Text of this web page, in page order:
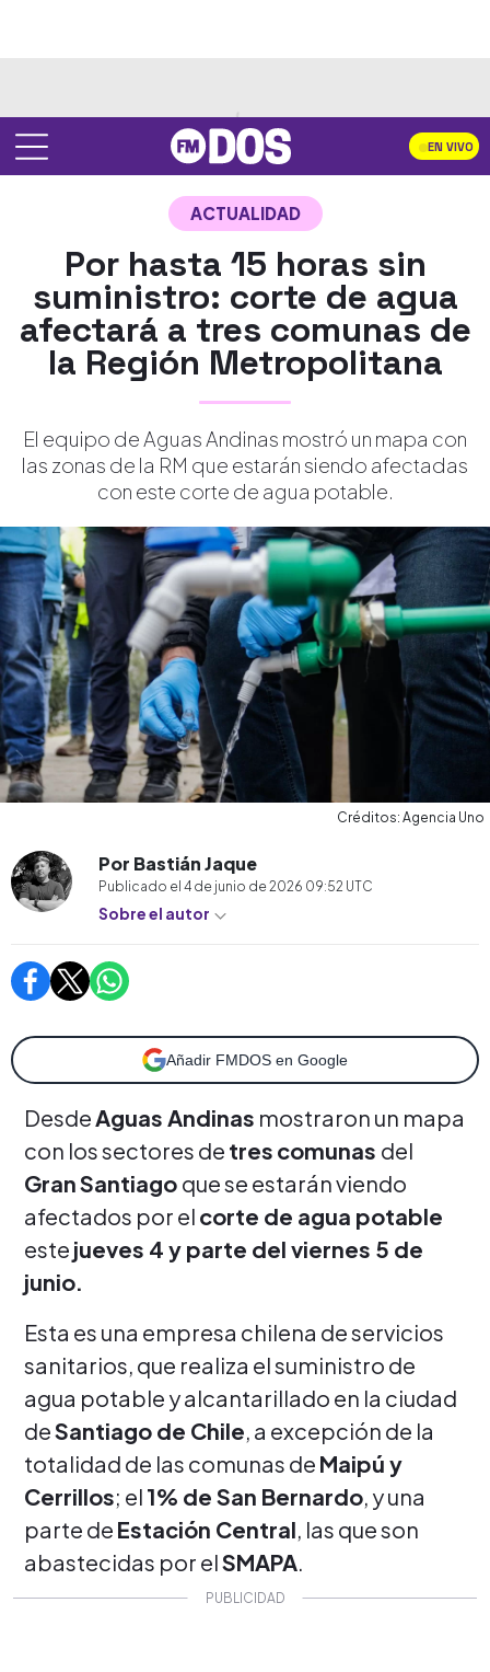
EN VIVO
ACTUALIDAD
Por hasta 15 horas sin
suministro: corte de agua
afectará a tres comunas de
la Región Metropolitana
El equipo de Aguas Andinas mostró un mapa con
las zonas de la RM que estarán siendo afectadas
con este corte de agua potable.
Créditos: Agencia Uno
Por Bastián Jaque
Publicado el 4 de junio de 2026 09:52 UTC
Sobre el autor
Añadir FMDOS en Google
Desde Aguas Andinas mostraron un mapa
con los sectores de tres comunas del
GranSantiago que se estarán viendo
afectados por el corte de agua potable
este jueves 4 y parte del viernes 5 de
junio.
Esta es una empresa chilena de servicios
sanitarios, que realiza el suministro de
agua potable y alcantarillado en la ciudad
deSantiago de Chile, a excepción de la
totalidad de las comunas de Maipú y
Cerrillos; el 1% de San Bernardo, y una
parte de Estación Central, las que son
abastecidas por elSMAPA.